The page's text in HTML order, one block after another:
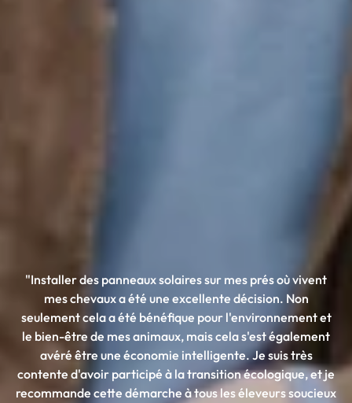
"Installer des panneaux solaires sur mes prés où vivent
mes chevaux a été une excellente décision. Non
seulement cela a été bénéfique pour l'environnement et
le bien-être de mes animaux, mais cela s'est également
avéré être une économie intelligente. Je suis très
contente d'avoir participé à la transition écologique, et je
recommande cette démarche à tous les éleveurs soucieux